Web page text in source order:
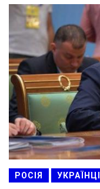
РОСІЯ УКРАЇНЦІ